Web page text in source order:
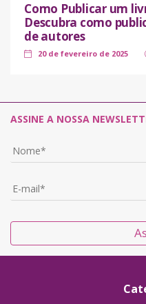
Como Publicar um
Descubra como
de autores
20 de fevereiro de 2025
ASSINE A NOSSA